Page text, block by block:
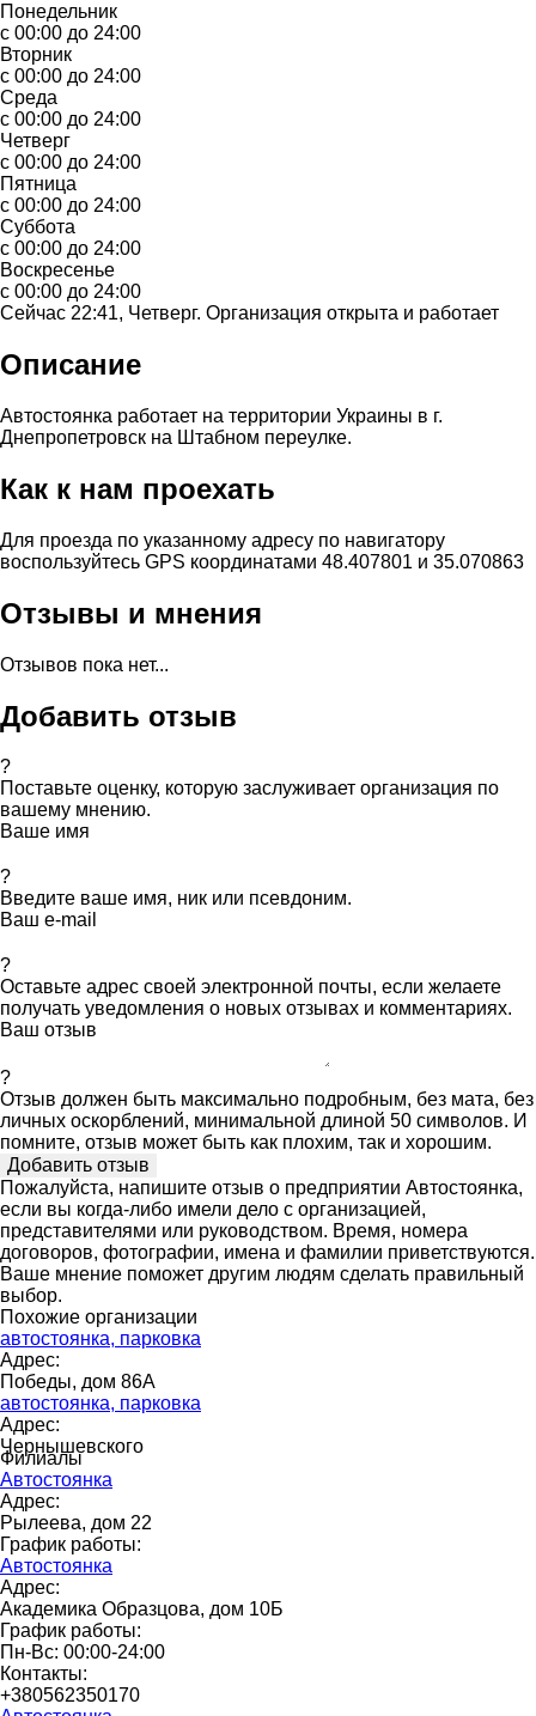
Понедельник
с 00:00 до 24:00
Вторник
с 00:00 до 24:00
Среда
с 00:00 до 24:00
Четверг
с 00:00 до 24:00
Пятница
с 00:00 до 24:00
Суббота
с 00:00 до 24:00
Воскресенье
с 00:00 до 24:00
Сейчас 22:41, Четверг. Организация открыта и работает
Описание
Автостоянка работает на территории Украины в г.
Днепропетровск на Штабном переулке.
Как к нам проехать
Для проезда по указанному адресу по навигатору
воспользуйтесь GPS координатами 48.407801 и 35.070863
Отзывы и мнения
Отзывов пока нет...
Добавить отзыв
?
Поставьте оценку, которую заслуживает организация по
вашему мнению.
Ваше имя
?
Введите ваше имя, ник или псевдоним.
Ваш e-mail
?
Оставьте адрес своей электронной почты, если желаете
получать уведомления о новых отзывах и комментариях.
Ваш отзыв
?
Отзыв должен быть максимально подробным, без мата, без
личных оскорблений, минимальной длиной 50 символов. И
помните, отзыв может быть как плохим, так и хорошим.
Пожалуйста, напишите отзыв о предприятии Автостоянка,
если вы когда-либо имели дело с организацией,
представителями или руководством. Время, номера
договоров, фотографии, имена и фамилии приветствуются.
Ваше мнение поможет другим людям сделать правильный
выбор.
Похожие организации
автостоянка, парковка
Адрес:
Победы, дом 86А
автостоянка, парковка
Адрес:
Чернышевского
Филиалы
Автостоянка
Адрес:
Рылеева, дом 22
График работы:
Автостоянка
Адрес:
Академика Образцова, дом 10Б
График работы:
Пн-Вс: 00:00-24:00
Контакты:
+380562350170